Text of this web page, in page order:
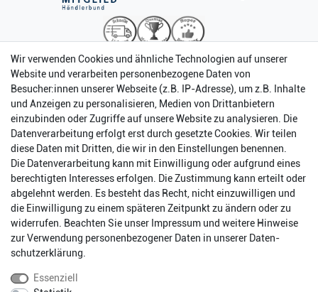
Impressum Daten­schutz­erklärung AGB
Barrierefreiheitserklärung
Wir verwenden Cookies und ähnliche Technologien auf unserer
Website und verarbeiten personenbezogene Daten von
Besucher:innen unserer Webseite (z.B. IP-Adresse), um z.B. Inhalte
und Anzeigen zu personalisieren, Medien von Drittanbietern
einzubinden oder Zugriffe auf unsere Website zu analysieren. Die
Datenverarbeitung erfolgt erst durch gesetzte Cookies. Wir teilen
diese Daten mit Dritten, die wir in den Einstellungen benennen.
Die Datenverarbeitung kann mit Einwilligung oder aufgrund eines
berechtigten Interesses erfolgen. Die Zustimmung kann erteilt oder
abgelehnt werden. Es besteht das Recht, nicht einzuwilligen und
die Einwilligung zu einem späteren Zeitpunkt zu ändern oder zu
widerrufen. Beachten Sie unser Impressum und weitere Hinweise
zur Verwendung personenbezogener Daten in unserer Daten­
schutz­erklärung
Essenziell